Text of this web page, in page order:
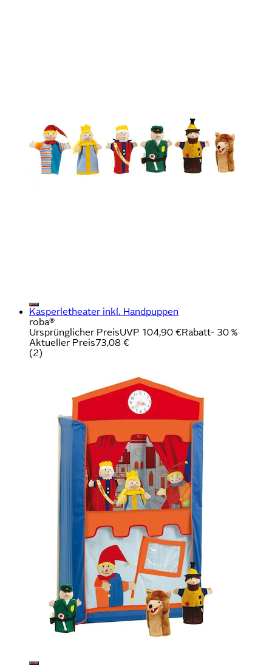
Kasperletheater inkl. Handpuppen
roba®
Ursprünglicher PreisUVP 104,90 €Rabatt- 30 %
Aktueller Preis73,08 €
(2)